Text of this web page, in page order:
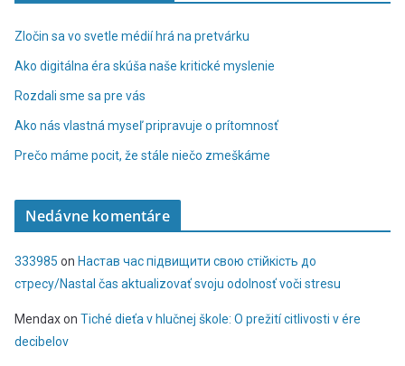
Zločin sa vo svetle médií hrá na pretvárku
Ako digitálna éra skúša naše kritické myslenie
Rozdali sme sa pre vás
Ako nás vlastná myseľ pripravuje o prítomnosť
Prečo máme pocit, že stále niečo zmeškáme
Nedávne komentáre
333985 on Настав час підвищити свою стійкість до
стресу/Nastal čas aktualizovať svoju odolnosť voči stresu
Mendaxon Tiché dieťa v hlučnej škole: O prežití citlivosti v ére
decibelov